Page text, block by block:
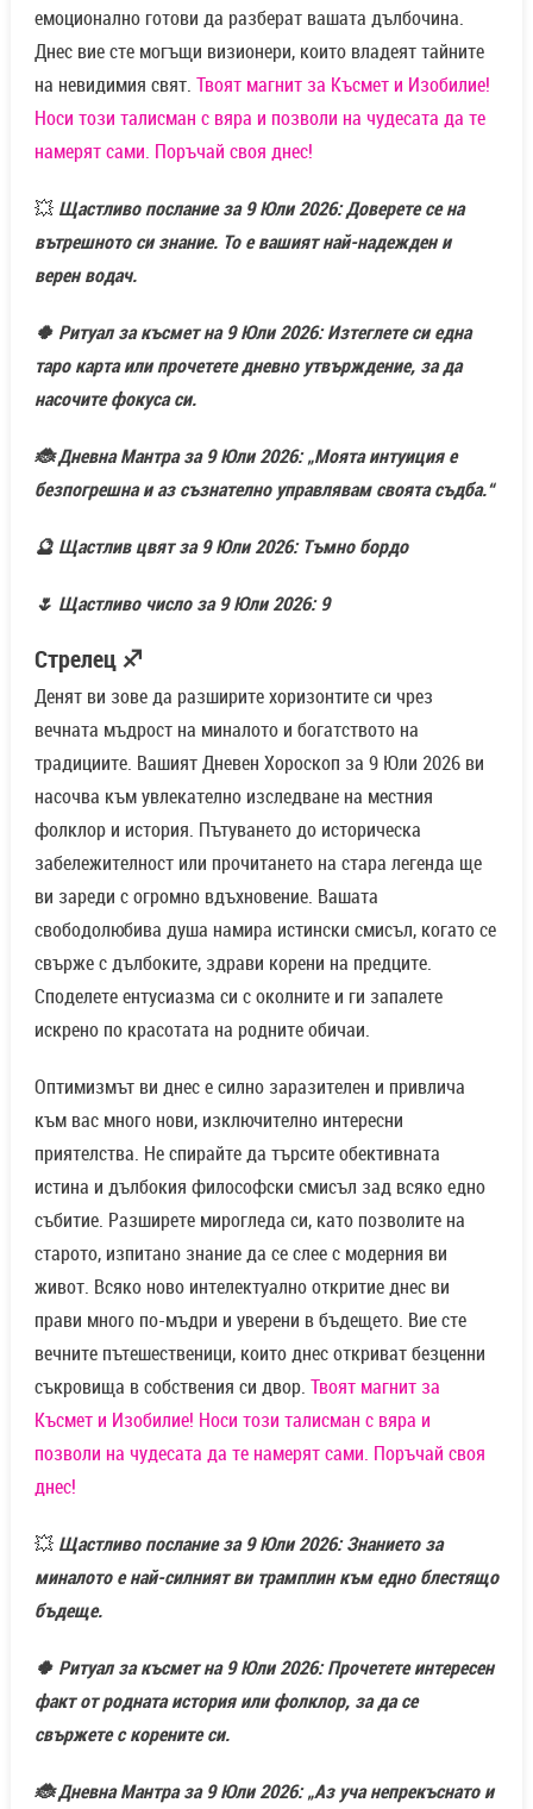
емоционално готови да разберат вашата дълбочина.
Днес вие сте могъщи визионери, които владеят тайните
на невидимия свят. Твоят магнит за Късмет и Изобилие!
Носи този талисман с вяра и позволи на чудесата да те
намерят сами. Поръчай своя днес!
💥 Щастливо послание за 9 Юли 2026: Доверете се на
вътрешното си знание. То е вашият най-надежден и
верен водач.
🍀 Ритуал за късмет на 9 Юли 2026: Изтеглете си една
таро карта или прочетете дневно утвърждение, за да
насочите фокуса си.
🐞 Дневна Мантра за 9 Юли 2026: „Моята интуиция е
безпогрешна и аз съзнателно управлявам своята съдба.“
🔮 Щастлив цвят за 9 Юли 2026: Тъмно бордо
🌷 Щастливо число за 9 Юли 2026: 9
Стрелец ♐
Денят ви зове да разширите хоризонтите си чрез
вечната мъдрост на миналото и богатството на
традициите. Вашият Дневен Хороскоп за 9 Юли 2026 ви
насочва към увлекателно изследване на местния
фолклор и история. Пътуването до историческа
забележителност или прочитането на стара легенда ще
ви зареди с огромно вдъхновение. Вашата
свободолюбива душа намира истински смисъл, когато се
свърже с дълбоките, здрави корени на предците.
Споделете ентусиазма си с околните и ги запалете
искрено по красотата на родните обичаи.
Оптимизмът ви днес е силно заразителен и привлича
към вас много нови, изключително интересни
приятелства. Не спирайте да търсите обективната
истина и дълбокия философски смисъл зад всяко едно
събитие. Разширете мирогледа си, като позволите на
старото, изпитано знание да се слее с модерния ви
живот. Всяко ново интелектуално откритие днес ви
прави много по-мъдри и уверени в бъдещето. Вие сте
вечните пътешественици, които днес откриват безценни
съкровища в собствения си двор. Твоят магнит за
Късмет и Изобилие! Носи този талисман с вяра и
позволи на чудесата да те намерят сами. Поръчай своя
днес!
💥 Щастливо послание за 9 Юли 2026: Знанието за
миналото е най-силният ви трамплин към едно блестящо
бъдеще.
🍀 Ритуал за късмет на 9 Юли 2026: Прочетете интересен
факт от родната история или фолклор, за да се
свържете с корените си.
🐞 Дневна Мантра за 9 Юли 2026: „Аз уча непрекъснато и